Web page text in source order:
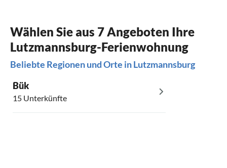
Wählen Sie aus 7 Angeboten Ihre
Lutzmannsburg-Ferienwohnung
Beliebte Regionen und Orte in Lutzmannsburg
Bük
15 Unterkünfte